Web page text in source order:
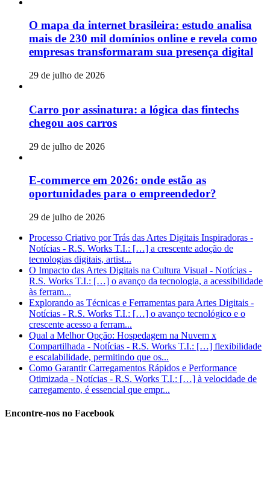
O mapa da internet brasileira: estudo analisa
mais de 230 mil domínios online e revela como
empresas transformaram sua presença digital
29 de julho de 2026
Carro por assinatura: a lógica das fintechs
chegou aos carros
29 de julho de 2026
E-commerce em 2026: onde estão as
oportunidades para o empreendedor?
29 de julho de 2026
Processo Criativo por Trás das Artes Digitais Inspiradoras -
Notícias - R.S. Works T.I.: […] a crescente adoção de
tecnologias digitais, artist...
O Impacto das Artes Digitais na Cultura Visual - Notícias -
R.S. Works T.I.: […] o avanço da tecnologia, a acessibilidade
às ferram...
Explorando as Técnicas e Ferramentas para Artes Digitais -
Notícias - R.S. Works T.I.: […] o avanço tecnológico e o
crescente acesso a ferram...
Qual a Melhor Opção: Hospedagem na Nuvem x
Compartilhada - Notícias - R.S. Works T.I.: […] flexibilidade
e escalabilidade, permitindo que os...
Como Garantir Carregamentos Rápidos e Performance
Otimizada - Notícias - R.S. Works T.I.: […] à velocidade de
carregamento, é essencial que empr...
Encontre-nos no Facebook